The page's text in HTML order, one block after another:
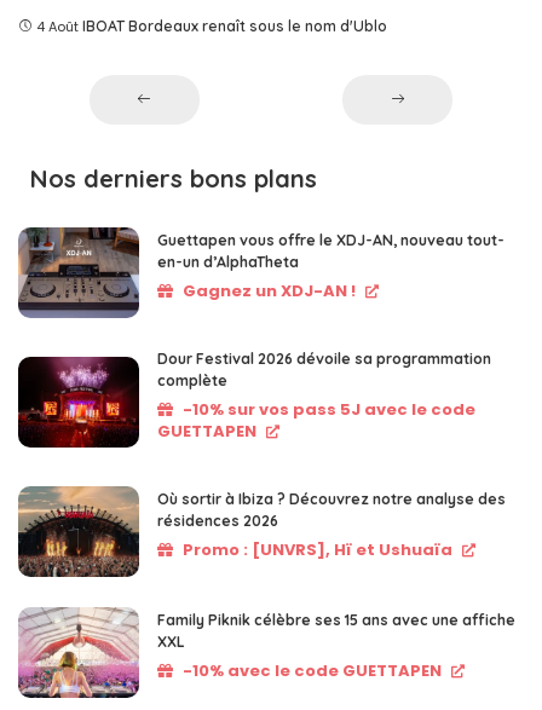
4 Août IBOAT Bordeaux renaît sous le nom d'Ublo
Nos derniers bons plans
Guettapen vous offre le XDJ-AN, nouveau tout-
en-un d’AlphaTheta
Gagnez un XDJ-AN !
Dour Festival 2026 dévoile sa programmation
complète
-10% sur vos pass 5J avec le code
GUETTAPEN
Où sortir à Ibiza ? Découvrez notre analyse des
résidences 2026
Promo : [UNVRS], Hï et Ushuaïa
Family Piknik célèbre ses 15 ans avec une affiche
XXL
-10% avec le code GUETTAPEN